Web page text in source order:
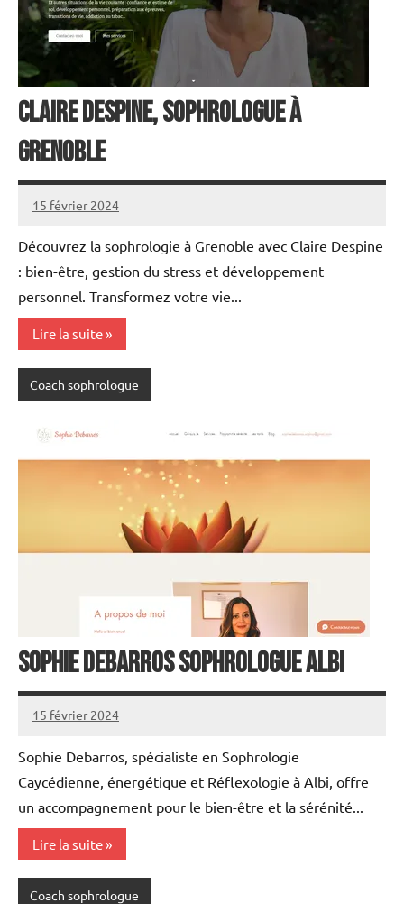
Claire Despine, sophrologue à
Grenoble
15 février 2024
annuairecoaching
Découvrez la sophrologie à Grenoble avec Claire Despine
: bien-être, gestion du stress et développement
personnel. Transformez votre vie...
Lire la suite
Coach sophrologue
Sophie Debarros Sophrologue Albi
15 février 2024
annuairecoaching
Sophie Debarros, spécialiste en Sophrologie
Caycédienne, énergétique et Réflexologie à Albi, offre
un accompagnement pour le bien-être et la sérénité...
Lire la suite
Coach sophrologue